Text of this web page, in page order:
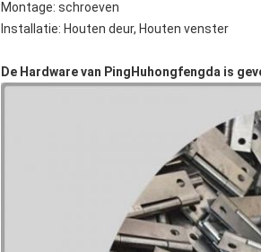
Montage: schroeven
Installatie: Houten deur, Houten venster
De Hardware van PingHuhongfengda is